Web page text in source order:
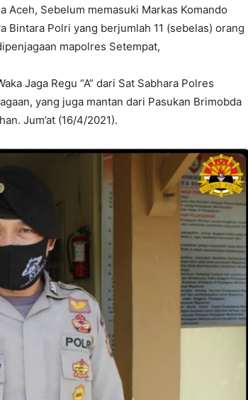
Aceh, Sebelum memasuki Markas Komando
Polri yang berjumlah 11 (sebelas) orang
mapolres Setempat,
Jaga Regu “A” dari Sat Sabhara Polres
yang juga mantan dari Pasukan Brimobda
Jum’at (16/4/2021).